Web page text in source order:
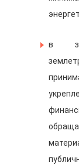
в